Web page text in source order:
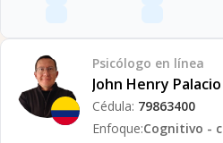
Psicólogo en línea
John Henry
Cédula: 79863400
Enfoque:Cognitivo -